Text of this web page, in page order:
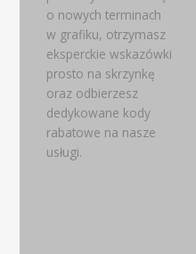
o nowych terminach
w grafiku, otrzymasz
eksperckie wskazówki
prosto na skrzynkę
oraz odbierzesz
dedykowane kody
rabatowe na nasze
usługi.